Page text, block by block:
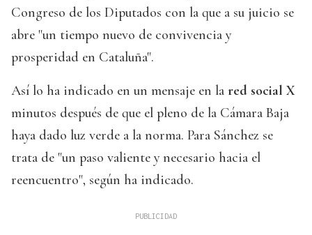
Congreso de los Diputados con la que a su juicio se
abre "un tiempo nuevo de convivencia y
prosperidad en Cataluña".
Así lo ha indicado en un mensaje en la red social X
minutos después de que el pleno de la Cámara Baja
haya dado luz verde a la norma. Para Sánchez se
trata de "un paso valiente y necesario hacia el
reencuentro", según ha indicado.